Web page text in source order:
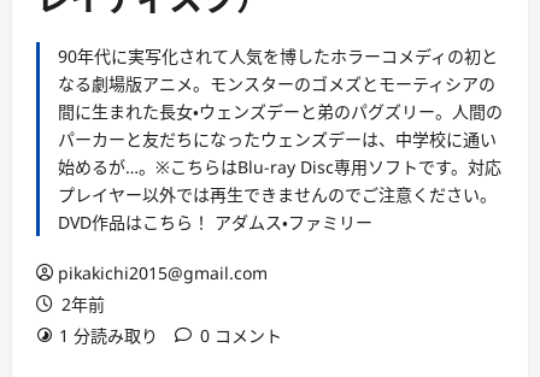
90年代に実写化されて人気を博したホラーコメディの初と
なる劇場版アニメ。モンスターのゴメズとモーティシアの
間に生まれた長女・ウェンズデーと弟のパグズリー。人間の
パーカーと友だちになったウェンズデーは、中学校に通い
始めるが…。※こちらはBlu-ray Disc専用ソフトです。対応
プレイヤー以外では再生できませんのでご注意ください。
DVD作品はこちら！ アダムス・ファミリー
pikakichi2015@gmail.com
2年前
1 分読み取り
0 コメント